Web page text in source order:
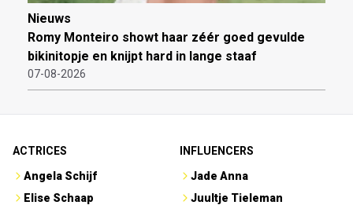
Nieuws
Romy Monteiro showt haar zéér goed gevulde
bikinitopje en knijpt hard in lange staaf
07-08-2026
ACTRICES
Angela Schijf
Elise Schaap
INFLUENCERS
Jade Anna
Juultje Tieleman